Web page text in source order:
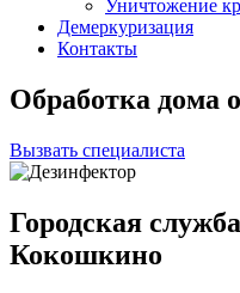
Уничтожение
Демеркуризация
Контакты
Обработка дома
Вызвать специалиста
Городская
Кокошкино